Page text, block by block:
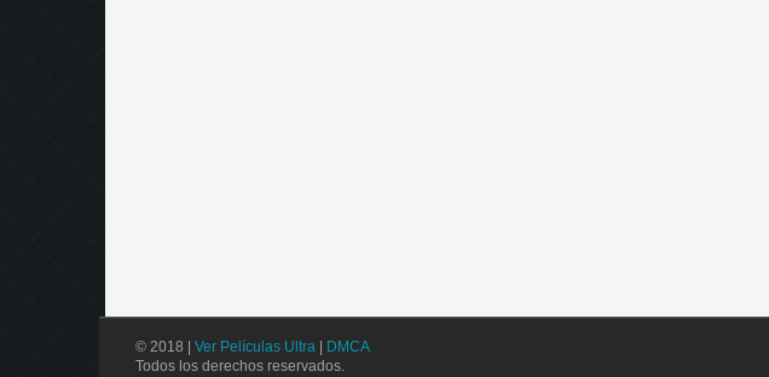
© 2018 | Ver Películas Ultra
DMCA
Todos los derechos reservados.